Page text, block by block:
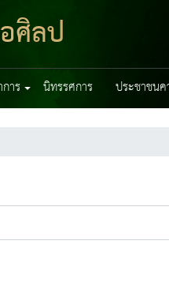
ศิลป
าร นิทรรศการ ประชาชน